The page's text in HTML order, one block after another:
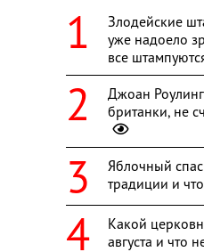
Злодейские
уже надоело
все
Джоан
британки, не
Яблочный спас
традиции и
Какой
августа и что